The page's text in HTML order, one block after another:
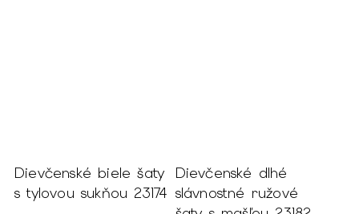
Dievčenské biele šaty
s tylovou sukňou 23174
Dievčenské dlhé
slávnostné ružové